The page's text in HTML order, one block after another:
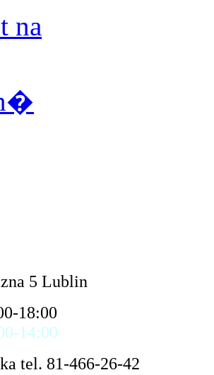
5 Lublin
18:00
14:00
tel. 81-466-26-42